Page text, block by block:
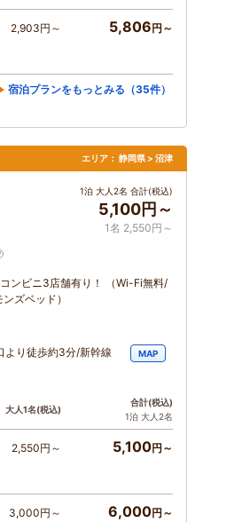
2,903円～ 5,806円～
宿泊プランをもっとみる（35件）
エリア： 静岡県 > 沼津
1泊 大人2名 合計(税込)
5,100円～
1名 2,550円～
ンビニ3店舗有り！ （Wi-Fi無料/
ズベッド）
より徒歩約3分/新幹線
MAP
大人1名(税込)
合計(税込)
1泊 大人2名
2,550円～ 5,100円～
3,000円～ 6,000円～